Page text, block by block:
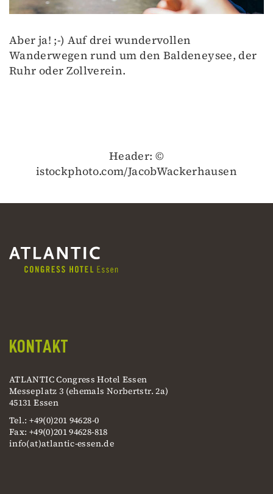
Aber ja! ;-) Auf drei wundervollen
Wanderwegen rund um den Baldeneysee, der
Ruhr oder Zollverein.
Header: ©
istockphoto.com/JacobWackerhausen
KONTAKT
ATLANTIC Congress Hotel Essen
Messeplatz 3 (ehemals Norbertstr. 2a)
45131 Essen
Tel.: +49(0)201 94628-0
Fax: +49(0)201 94628-818
info(at)atlantic-essen.de